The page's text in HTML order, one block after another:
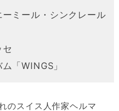
ミール・シンクレール
「WINGS」
のスイス人作家ヘルマ